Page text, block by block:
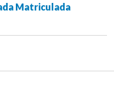
Matriculada